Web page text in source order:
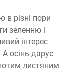
в різні пори
зеленню і
інтерес
осінь дарує
листяним